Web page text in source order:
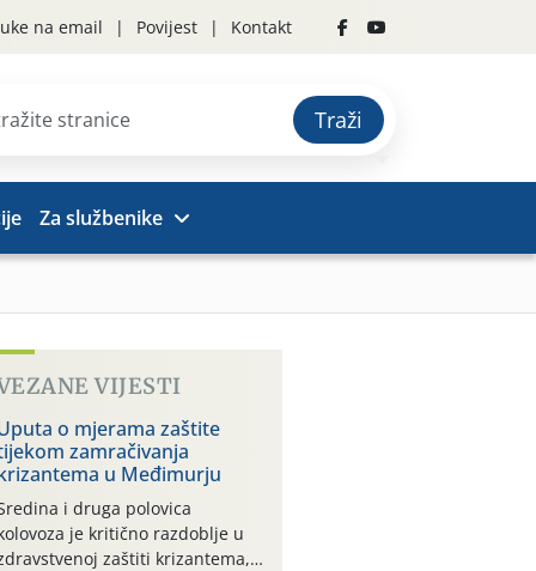
na email Povijest Kontakt
Traži
Za službenike
VIJESTI
o mjerama zaštite
zamračivanja
u Međimurju
i druga polovica
je kritično razdoblje u
zaštiti krizantema,